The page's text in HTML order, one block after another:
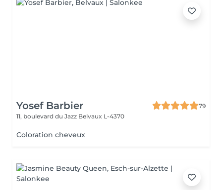
Yosef Barbier
79
11, boulevard du Jazz Belvaux L-4370
Coloration cheveux